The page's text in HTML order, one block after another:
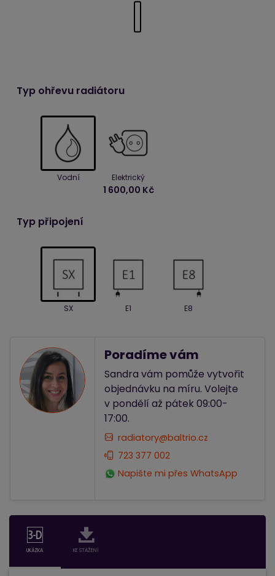
Typ ohřevu radiátoru
Vodní Elektrický
1 600,00 Kč
Typ připojení
SX E1 E8
Poradíme vám
Sandra vám pomůže vytvořit
objednávku na míru. Volejte
v pondělí až pátek 09:00-
17:00.
radiatory@baltrio.cz
723 377 002
Napište mi přes WhatsApp
UKÁZKA KE STAŽENÍ